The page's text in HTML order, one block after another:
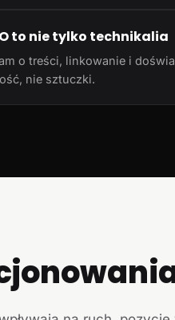
to nie tylko technikalia
o treści, linkowanie i
nie sztuczki.